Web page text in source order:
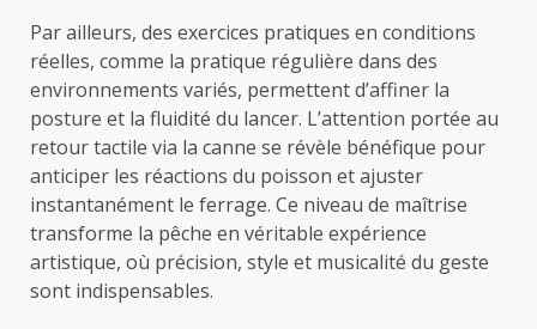
Par ailleurs, des exercices pratiques en conditions
réelles, comme la pratique régulière dans des
environnements variés, permettent d’affiner la
posture et la fluidité du lancer. L’attention portée au
retour tactile via la canne se révèle bénéfique pour
anticiper les réactions du poisson et ajuster
instantanément le ferrage. Ce niveau de maîtrise
transforme la pêche en véritable expérience
artistique, où précision, style et musicalité du geste
sont indispensables.